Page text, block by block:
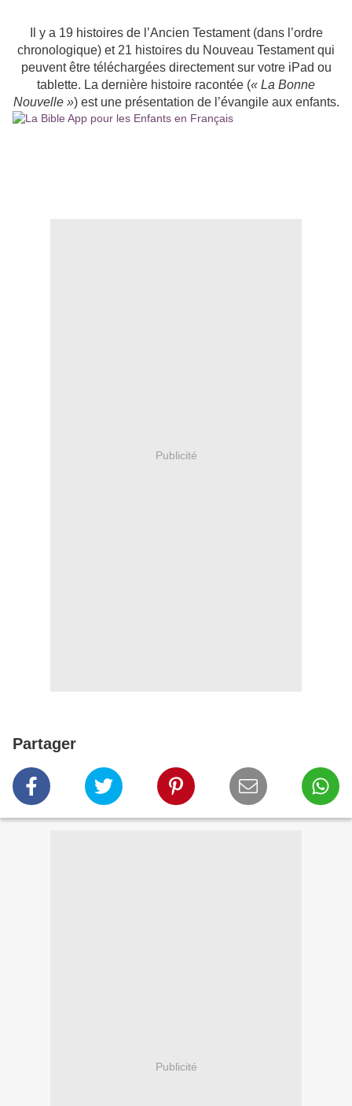
Il y a 19 histoires de l’Ancien Testament (dans l’ordre
chronologique) et 21 histoires du Nouveau Testament qui
peuvent être téléchargées directement sur votre iPad ou
tablette. La dernière histoire racontée (« La Bonne
Nouvelle ») est une présentation de l’évangile aux enfants.
Publicité
Partager
Publicité